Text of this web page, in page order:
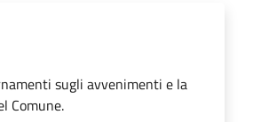
sugli avvenimenti e la
Comune.